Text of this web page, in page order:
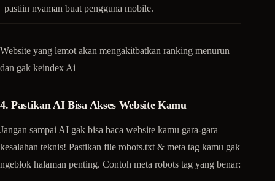
pastiin nyaman buat pengguna mobile.
Website yang lemot akan mengakitbatkan ranking menurun
dan gak keindex Ai
4. Pastikan AI Bisa Akses Website Kamu
Jangan sampai AI gak bisa baca website kamu gara-gara
kesalahan teknis! Pastikan file robots.txt & meta tag kamu gak
ngeblok halaman penting. Contoh meta robots tag yang benar: